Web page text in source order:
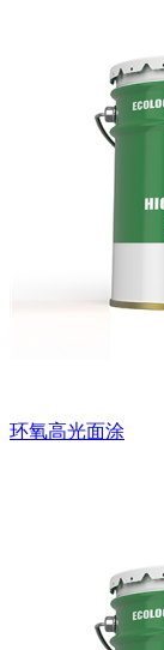
环氧高光面涂